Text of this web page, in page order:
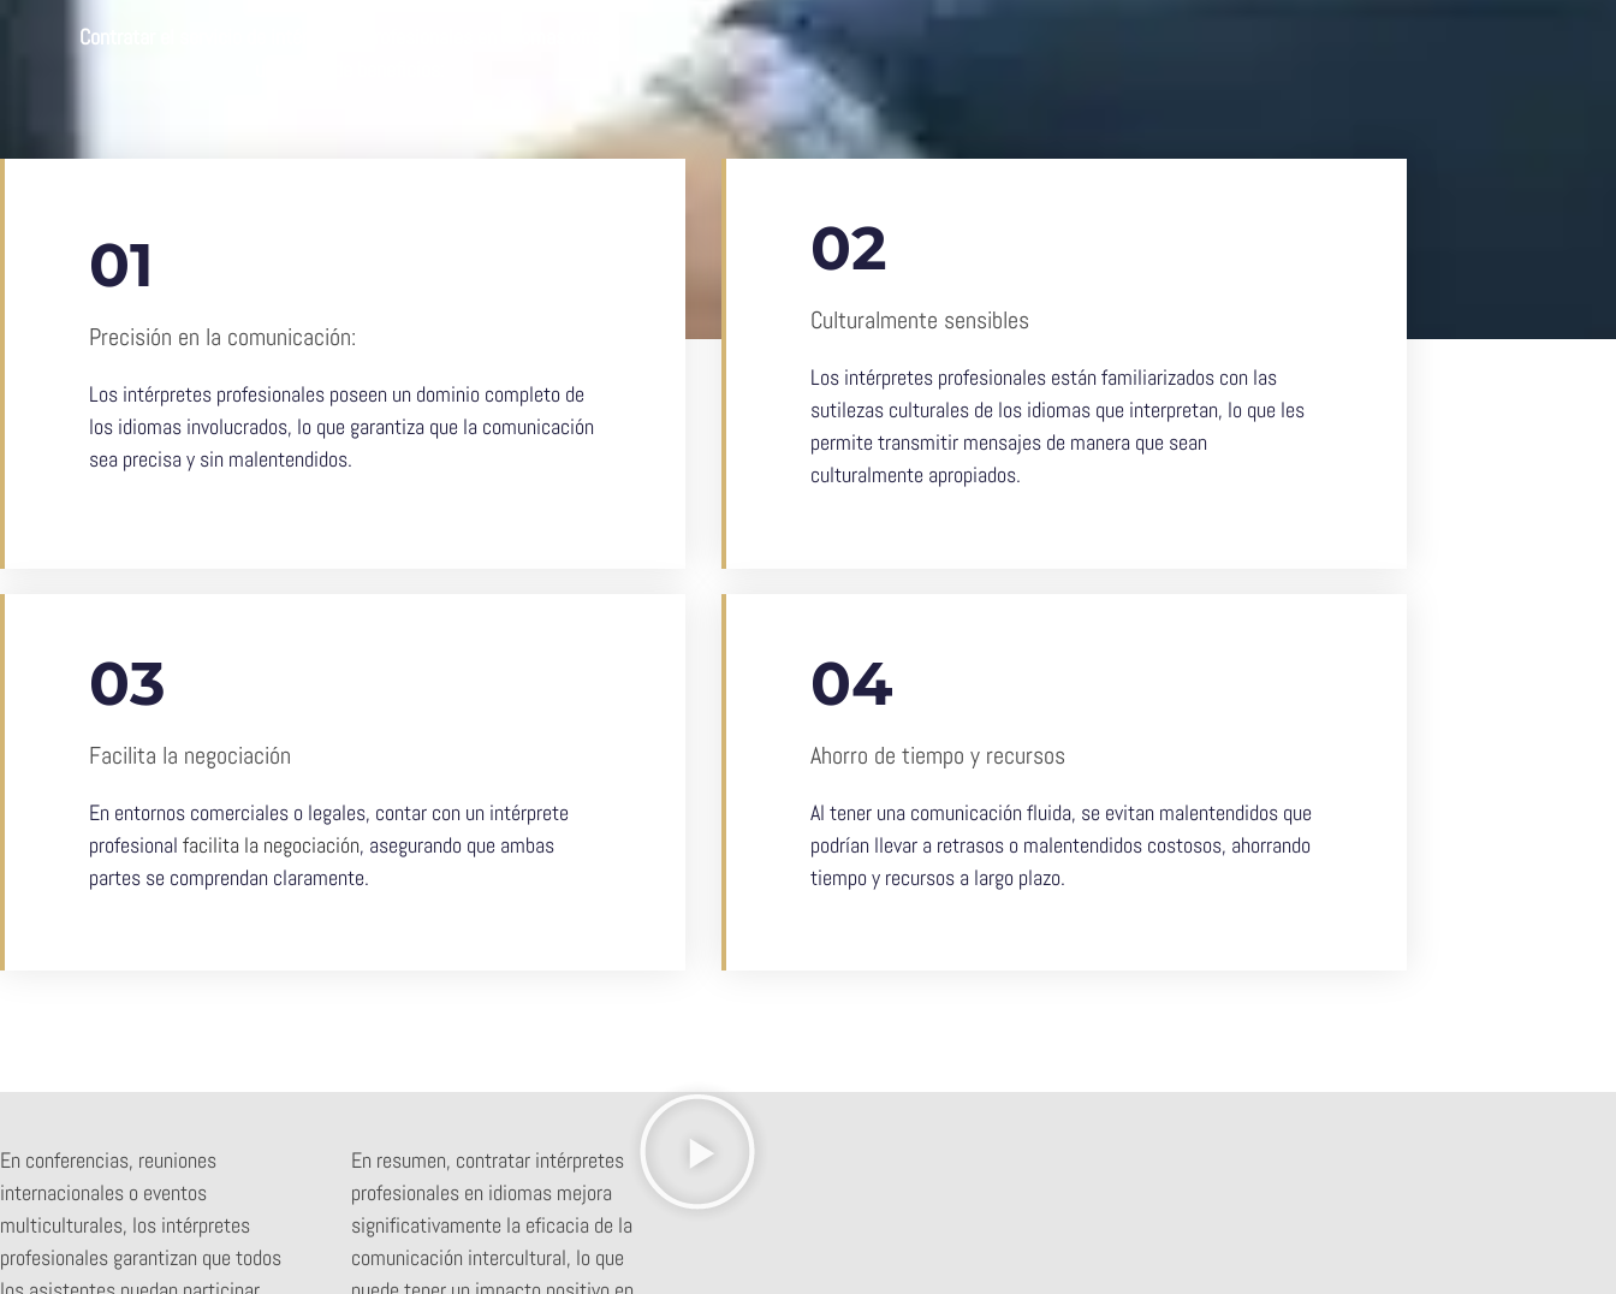
Contratar el servicio de intérpretes profesionales en idiomas ofrece
01
Precisión en la comunicación:
Los intérpretes profesionales poseen un dominio completo de
los idiomas involucrados, lo que garantiza que la comunicación
sea precisa y sin malentendidos.
02
Culturalmente sensibles
Los intérpretes profesionales están familiarizados con las
sutilezas culturales de los idiomas que interpretan, lo que les
permite transmitir mensajes de manera que sean
culturalmente apropiados.
03
Facilita la negociación
En entornos comerciales o legales, contar con un intérprete
profesional facilita la negociación, asegurando que ambas
partes se comprendan claramente.
04
Ahorro de tiempo y recursos
Al tener una comunicación fluida, se evitan malentendidos que
podrían llevar a retrasos o malentendidos costosos, ahorrando
tiempo y recursos a largo plazo.
En conferencias, reuniones
internacionales o eventos
multiculturales, los intérpretes
profesionales garantizan que todos
En resumen, contratar intérpretes
profesionales en idiomas mejora
significativamente la eficacia de la
comunicación intercultural, lo que